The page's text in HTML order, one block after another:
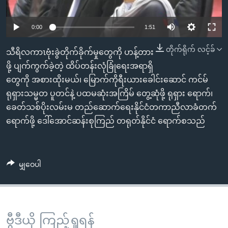
အ
ညွန်း
စာမျက်နှာ
ကျော်
ကြည့်
ရှာဖွေ
နေရာ
သုတပဒေသာ အင်္ဂလိပ်စာ
Learning English
ဗွီအိုအေ လူမှုကွန်ယက်များ
ဘာသာစကားများ
0:00 1:51
တိုက်ရိုက် လင့်ခ်
သီရိလကာၤဗုံးခွဲတိုက်ခိုက်မှုတွေကို ဟန့်တား
ဖို့ ပျက်ကွက်ခဲ့တဲ့ ထိပ်တန်းလုံခြုံရေးအရာရှိ
တွေကို အစားထိုးမယ်၊ မြောက်ကိုရီးယားခေါင်းဆောင် ကင်မ်
ရုရှားသမ္မတ ပူတင်နဲ့ ပထမဆုံးအကြိမ် တွေ့ဆုံဖို့ ရုရှား ရောက်၊
ခေတ်သစ်ပိုးလမ်းမ တည်ဆောက်ရေးနိုင်ငံတကာညီလာခံတက်
ရောက်ဖို့ ဒေါ်အောင်ဆန်းစုကြည် တရုတ်နိုင်ငံ ရောက်စသည်
မျှဝေပါ
ဗွီဒီယို ကြည့်ရှုရန်